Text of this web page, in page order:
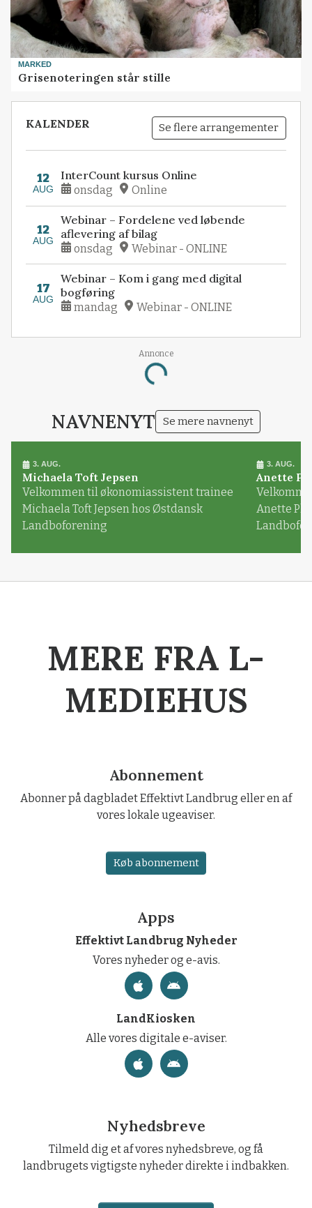
MARKED
Grisenoteringen står stille
KALENDER Se flere arrangementer
12
AUG
InterCount kursus Online
onsdag Online
12
AUG
Webinar – Fordelene ved løbende
aflevering af bilag
onsdag Webinar - ONLINE
17
AUG
Webinar – Kom i gang med digital
bogføring
mandag Webinar - ONLINE
Annonce
Loading...
NAVNENYT Se mere navnenyt
3. AUG.
Michaela Toft Jepsen
Velkommen til økonomiassistent trainee
Michaela Toft Jepsen hos Østdansk
Landboforening
3. AUG.
Anette
Anette
MERE FRA L-
MEDIEHUS
Abonnement
Abonner på dagbladet Effektivt Landbrug eller en af
vores lokale ugeaviser.
Køb abonnement
Apps
Effektivt Landbrug Nyheder
Vores nyheder og e-avis.
LandKiosken
Alle vores digitale e-aviser.
Nyhedsbreve
Tilmeld dig et af vores nyhedsbreve, og få
landbrugets vigtigste nyheder direkte i indbakken.